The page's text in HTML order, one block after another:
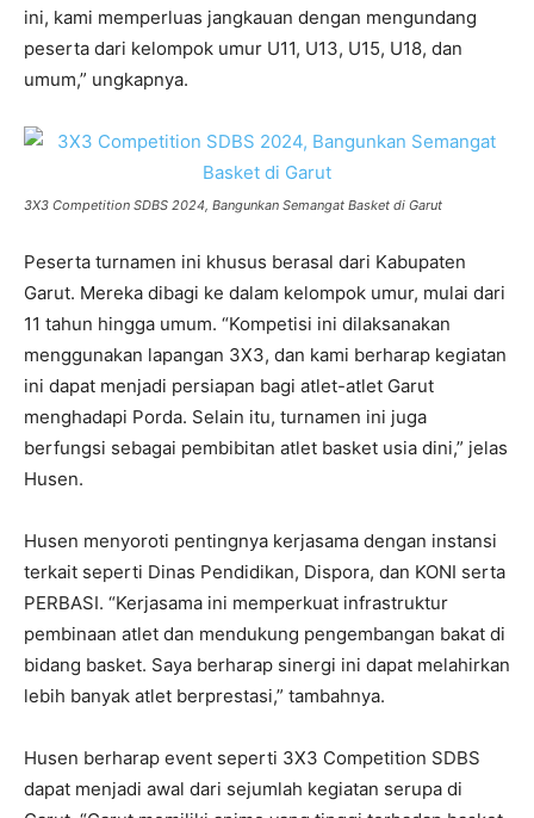
ini, kami memperluas jangkauan dengan mengundang
peserta dari kelompok umur U11, U13, U15, U18, dan
umum,” ungkapnya.
3X3 Competition SDBS 2024, Bangunkan Semangat Basket di Garut
Peserta turnamen ini khusus berasal dari Kabupaten
Garut. Mereka dibagi ke dalam kelompok umur, mulai dari
11 tahun hingga umum. “Kompetisi ini dilaksanakan
menggunakan lapangan 3X3, dan kami berharap kegiatan
ini dapat menjadi persiapan bagi atlet-atlet Garut
menghadapi Porda. Selain itu, turnamen ini juga
berfungsi sebagai pembibitan atlet basket usia dini,” jelas
Husen.
Husen menyoroti pentingnya kerjasama dengan instansi
terkait seperti Dinas Pendidikan, Dispora, dan KONI serta
PERBASI. “Kerjasama ini memperkuat infrastruktur
pembinaan atlet dan mendukung pengembangan bakat di
bidang basket. Saya berharap sinergi ini dapat melahirkan
lebih banyak atlet berprestasi,” tambahnya.
Husen berharap event seperti 3X3 Competition SDBS
dapat menjadi awal dari sejumlah kegiatan serupa di